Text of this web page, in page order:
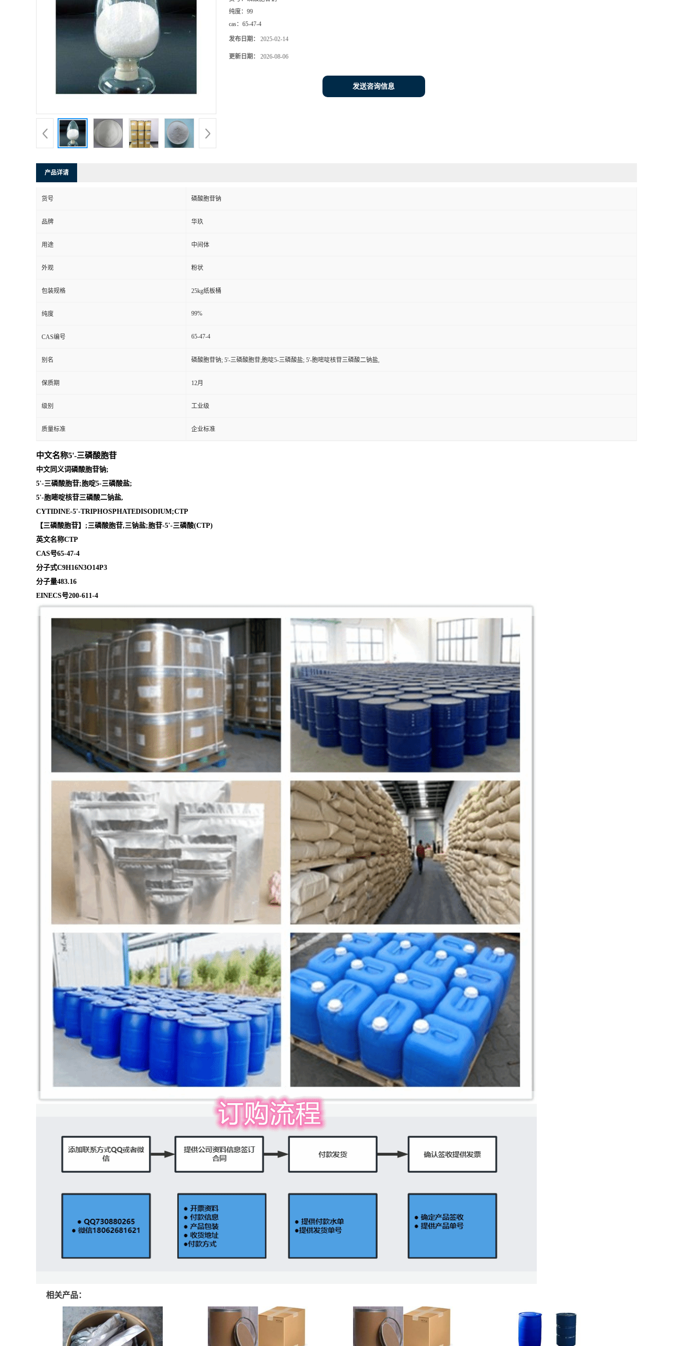
纯度： 99
cas： 65-47-4
发布日期： 2025-02-14
更新日期： 2026-08-06
发送咨询信息
产品详请
货号 磷酸胞苷钠
品牌 华玖
用途 中间体
外观 粉状
包装规格 25kg纸板桶
纯度 99%
CAS编号 65-47-4
别名 磷酸胞苷钠; 5'-三磷酸胞苷;胞啶5-三磷酸盐; 5'-胞嘧啶核苷三磷酸二钠盐,
保质期 12月
级别 工业级
质量标准 企业标准
中文名称5'-三磷酸胞苷
中文同义词磷酸胞苷钠;
5'-三磷酸胞苷;胞啶5-三磷酸盐;
5'-胞嘧啶核苷三磷酸二钠盐,
CYTIDINE-5'-TRIPHOSPHATEDISODIUM;CTP
【三磷酸胞苷】;三磷酸胞苷,三钠盐;胞苷-5'-三磷酸(CTP)
英文名称CTP
CAS号65-47-4
分子式C9H16N3O14P3
分子量483.16
EINECS号200-611-4
相关产品：